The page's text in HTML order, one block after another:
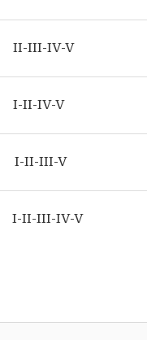
II-III-IV-V
I-II-IV-V
I-II-III-V
I-II-III-IV-V